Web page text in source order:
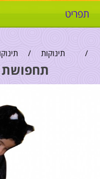
תפריט
/ תינוקות /
תחפושת